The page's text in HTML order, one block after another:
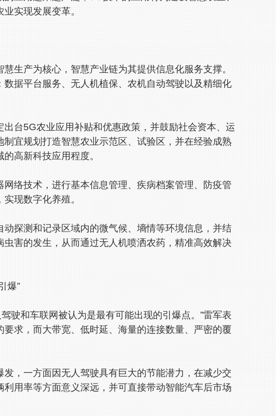
实现发展变革。
产为核心，智慧产业链为其提供信息化服务支撑。
数据平台服务、无人机植保、农机自动驾驶以及精细化
台5G农业应用补贴和优惠政策，并鼓励社会资本、运
宜规划打造智慧农业示范区、试验区，并在经验成熟
高新科技应用程度。
络技术，进行基本信息管理、疾病档案管理、防疫管
现数字化养殖。
探测和记录区域内的微气候、墒情等环境信息，并结
害的发生，从而通过无人机喷洒农药，精准高效解决
爆”
和车联网被认为是最有可能出现的引爆点。”雷军表
求，而大带宽、低时延、海量的连接数量、严密的覆
，一方面因无人驾驶具有巨大的节能潜力，在减少交
用率等方面意义深远，并可直接带动智能汽车后市场